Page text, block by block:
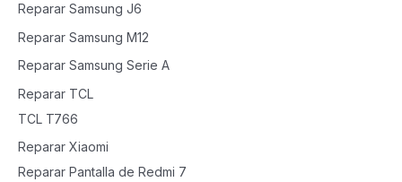
Reparar Samsung J6
Reparar Samsung M12
Reparar Samsung Serie A
Reparar TCL
TCL T766
Reparar Xiaomi
Reparar Pantalla de Redmi 7